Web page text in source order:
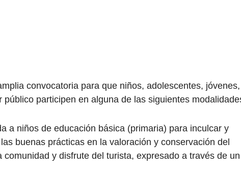
convocatoria para que niños, adolescentes, jóvenes,
participen en alguna de las siguientes
a niños de educación básica (primaria) para inculcar y
buenas prácticas en la valoración y conservación del
y disfrute del turista, expresado a través de un